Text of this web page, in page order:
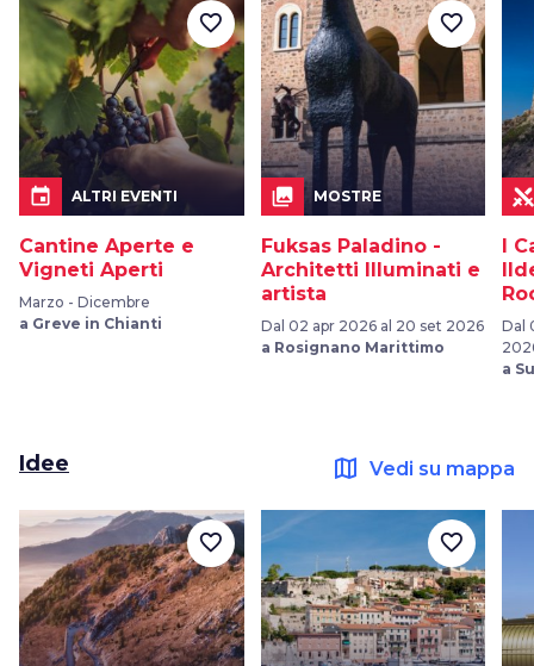
event ALTRI EVENTI
Cantine Aperte e
Vigneti Aperti
Marzo - Dicembre
a Greve in Chianti
favorite_border
collections MOSTRE
Fuksas Paladino -
Architetti Illuminati e
artista
Dal 02 apr 2026 al 20 set 2026
a Rosignano Marittimo
favorite_border
I
Dal
a
Idee map Vedi su mappa
favorite_border favorite_border